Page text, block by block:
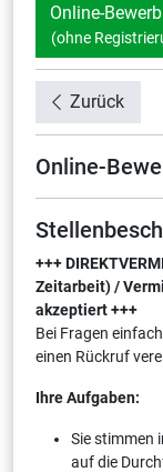
Online-
(ohne
Zurück
Online-
+++
Zeitarbeit) /
akzeptiert +++
Bei Fragen
einen Rückruf
Ihre Aufgaben:
Sie stimmen
auf die